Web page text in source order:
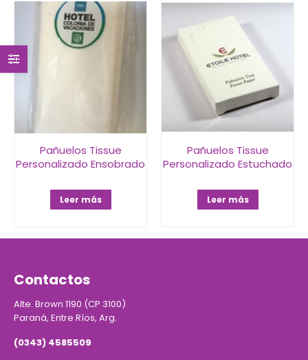
Pañuelos Tissue
Personalizado Ensobrado
Leer más
Pañuelos Tissue
Personalizado Estuchado
Leer más
Contactos
Alte. Brown 1190 (CP 3100)
Paraná, Entre Ríos, Arg.
(0343) 4585509